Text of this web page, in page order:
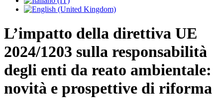
L’impatto della direttiva UE
2024/1203 sulla responsabilità
degli enti da reato ambientale:
novità e prospettive di riforma